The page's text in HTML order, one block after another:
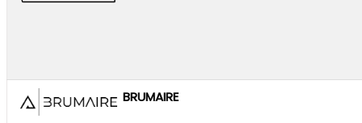
BRUMAIRE